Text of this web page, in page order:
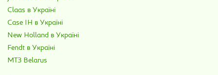
Claas в Україні
Case IH в Україні
New Holland в Україні
Fendt в Україні
МТЗ Belarus